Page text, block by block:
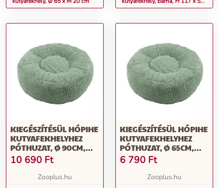
72 x M 24 cm
KIEGÉSZÍTÉSÜL HÓPIHE
KUTYAFEKHELYHEZ
PÓTHUZAT, Ø 90CM,
MENTAZÖLD
10 690 Ft
Zooplus.hu
KIEGÉSZÍTÉSÜL HÓPIHE
KUTYAFEKHELYHEZ
PÓTHUZAT, Ø 65CM,
MENTAZÖLD
6 790 Ft
Zooplus.hu